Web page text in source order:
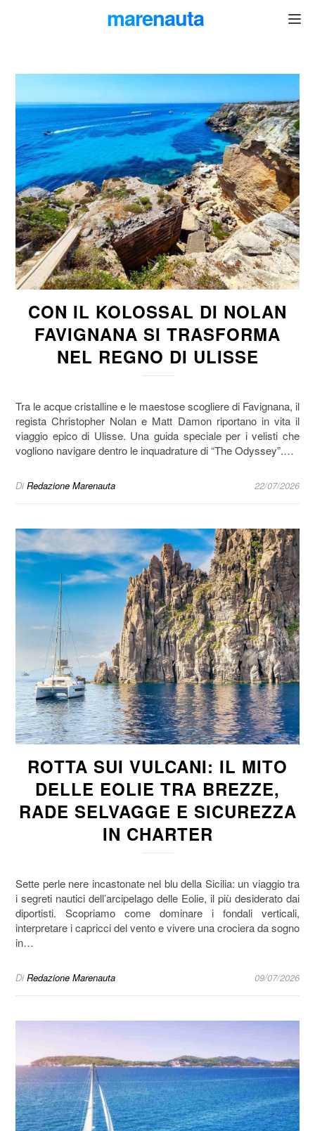
marenauta
CON IL KOLOSSAL DI NOLAN
FAVIGNANA SI TRASFORMA
NEL REGNO DI ULISSE
Tra le acque cristalline e le maestose scogliere di Favignana, il
regista Christopher Nolan e Matt Damon riportano in vita il
viaggio epico di Ulisse. Una guida speciale per i velisti che
vogliono navigare dentro le inquadrature di “The Odyssey”.…
Di Redazione Marenauta 22/07/2026
ROTTA SUI VULCANI: IL MITO
DELLE EOLIE TRA BREZZE,
RADE SELVAGGE E SICUREZZA
IN CHARTER
Sette perle nere incastonate nel blu della Sicilia: un viaggio tra
i segreti nautici dell’arcipelago delle Eolie, il più desiderato dai
diportisti. Scopriamo come dominare i fondali verticali,
interpretare i capricci del vento e vivere una crociera da sogno
in…
Di Redazione Marenauta 09/07/2026